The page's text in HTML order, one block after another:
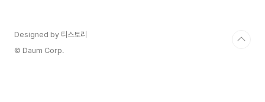
Designed by 티스토리
© Daum Corp.